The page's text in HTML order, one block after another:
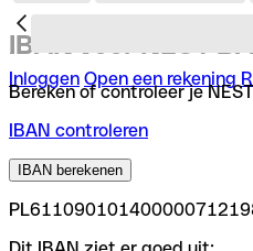
Inloggen Open een rekening
IBAN voor NEST
Bereken of controleer je
IBAN controleren
IBAN berekenen